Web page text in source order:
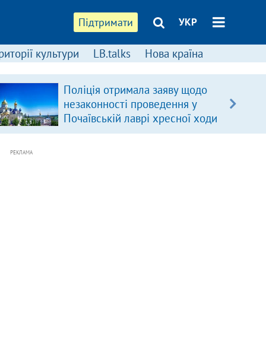
Підтримати УКР
культури LB.talks Нова країна
Поліція отримала заяву щодо
незаконності проведення у
Почаївській лаврі хресної ходи
РЕКЛАМА